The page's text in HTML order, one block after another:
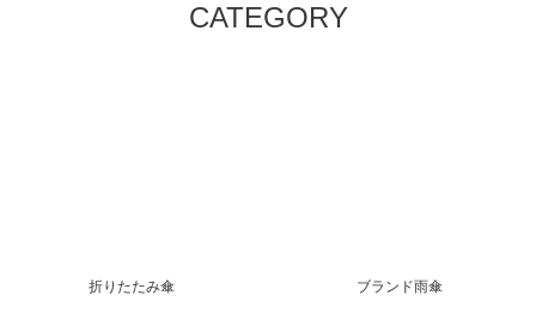
CATEGORY
折りたたみ傘 ブランド雨傘